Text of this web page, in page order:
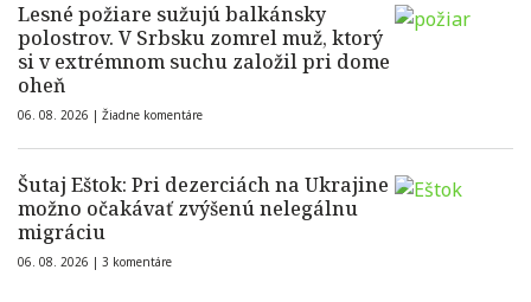
Lesné požiare sužujú balkánsky
polostrov. V Srbsku zomrel muž, ktorý
si v extrémnom suchu založil pri dome
oheň
06. 08. 2026 | Žiadne komentáre
Šutaj Eštok: Pri dezerciách na Ukrajine
možno očakávať zvýšenú nelegálnu
migráciu
06. 08. 2026 | 3 komentáre